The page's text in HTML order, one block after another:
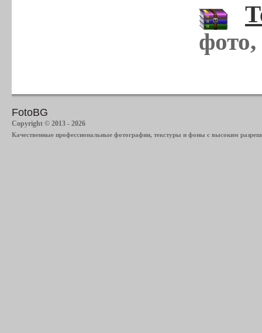
FotoBG
Copyright © 2013 - 2026
Качественные профессиональные фотографии, текстуры и фоны с высоким